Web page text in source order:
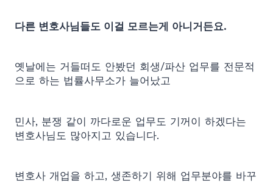
다른 변호사님들도 이걸 모르는게 아니거든요.
옛날에는 거들떠도 안봤던 회생/파산 업무를 전문적
으로 하는 법률사무소가 늘어났고
민사, 분쟁 같이 까다로운 업무도 기꺼이 하겠다는
변호사님도 많아지고 있습니다.
변호사 개업을 하고, 생존하기 위해 업무분야를 바꾸